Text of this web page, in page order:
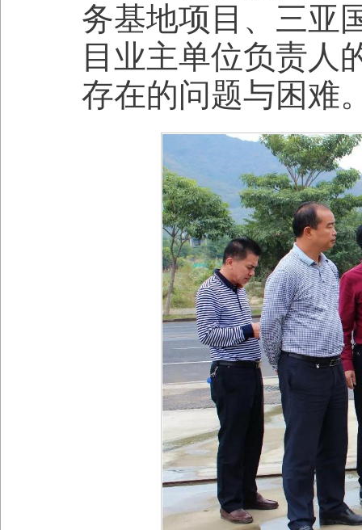
务基地项目、三亚
目业主单位负责人
存在的问题与困难